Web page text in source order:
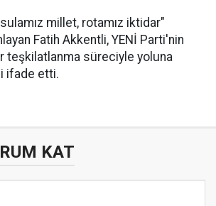
millet, rotamız iktidar"
Fatih Akkentli, YENİ Parti'nin
teşkilatlanma süreciyle yoluna
ifade etti.
KAT